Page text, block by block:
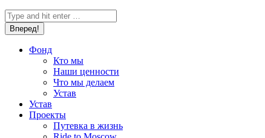
Поиск:
Фонд
Кто мы
Наши ценности
Что мы делаем
Устав
Устав
Проекты
Путевка в жизнь